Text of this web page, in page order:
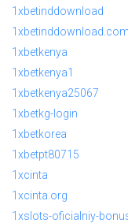
1xbetinddownload
1xbetinddownload.com
1xbetkenya
1xbetkenya1
1xbetkenya25067
1xbetkg-login
1xbetkorea
1xbetpt80715
1xcinta
1xcinta.org
1xslots-oficialniy-